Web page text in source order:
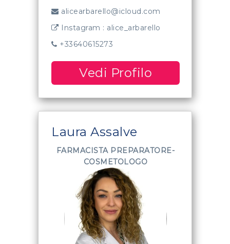
alicearbarello@icloud.com
Instagram : alice_arbarello
+33640615273
Vedi Profilo
Laura Assalve
FARMACISTA PREPARATORE-
COSMETOLOGO